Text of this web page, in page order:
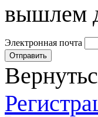
вышлем
Электронная почта